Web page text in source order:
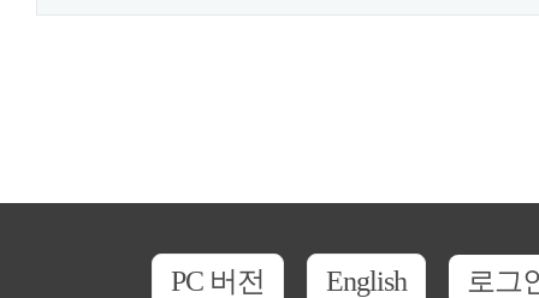
PC 버전 English 로그